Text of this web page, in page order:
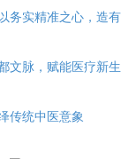
务实精准之心，造有
文脉，赋能医疗新生
传统中医意象